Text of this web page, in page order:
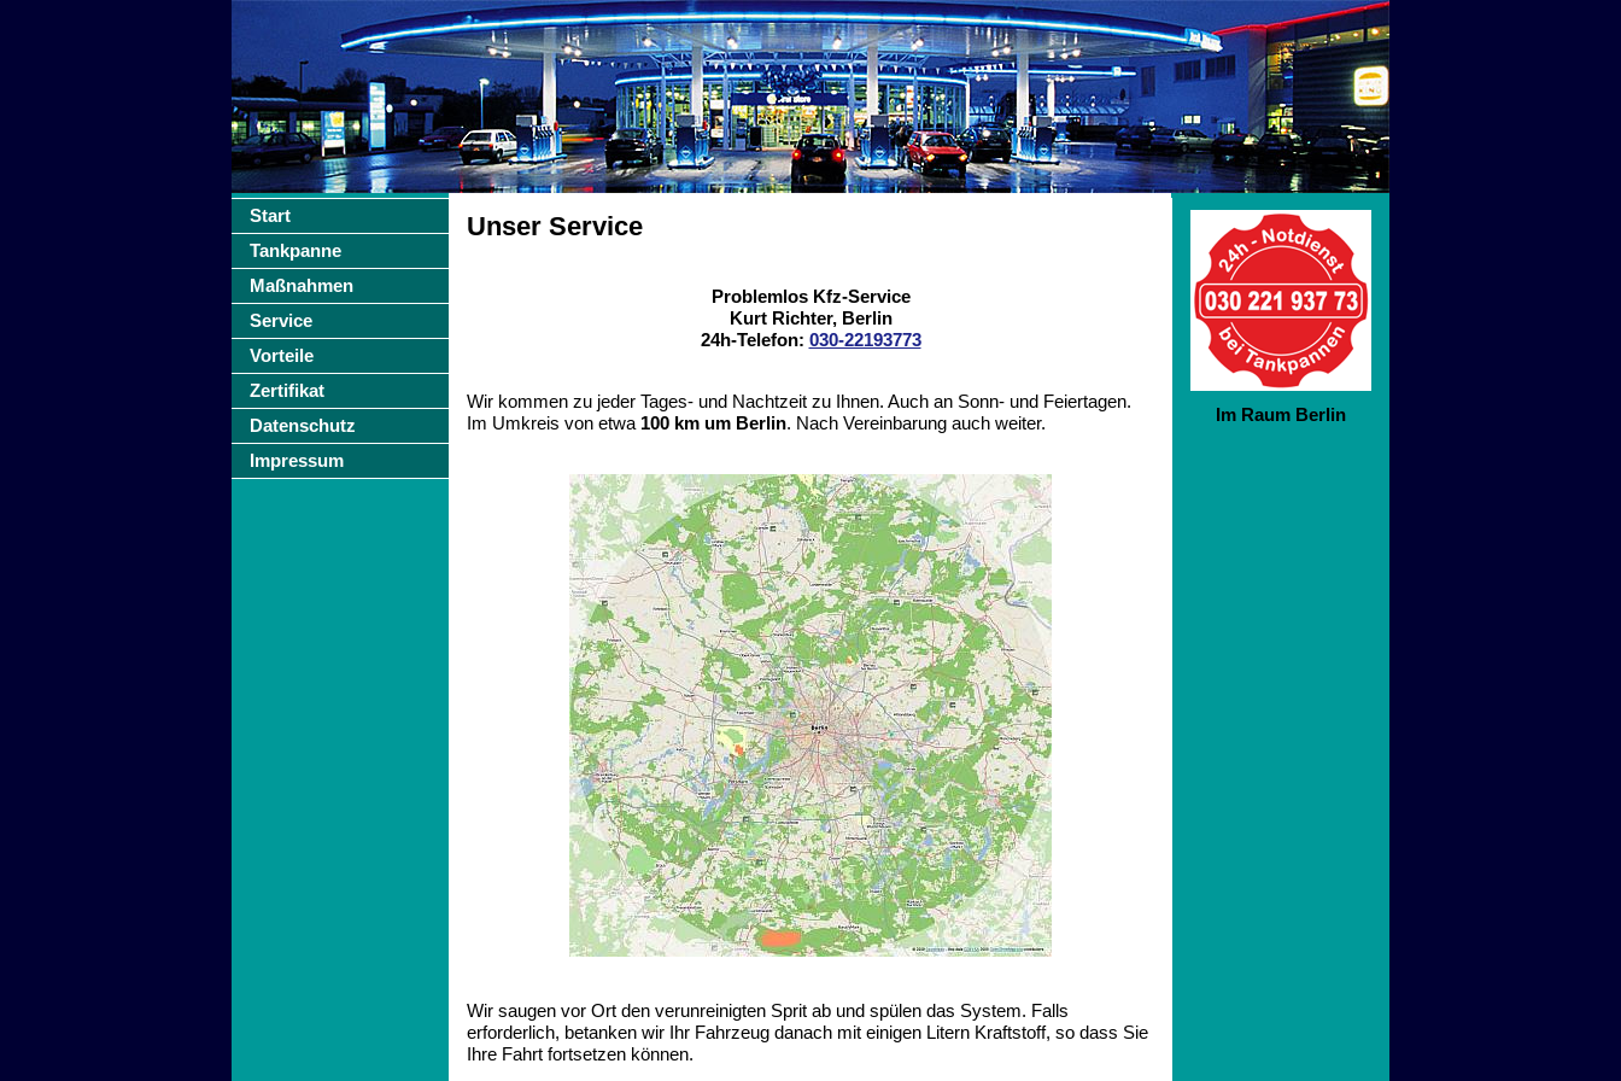
Start
Tankpanne
Maßnahmen
Service
Vorteile
Zertifikat
Datenschutz
Impressum
Unser Service
Problemlos Kfz-Service
Kurt Richter, Berlin
24h-Telefon: 030-22193773
Wir kommen zu jeder Tages- und Nachtzeit zu Ihnen. Auch an Sonn- und Feiertagen.
Im Umkreis von etwa 100 km um Berlin. Nach Vereinbarung auch weiter.
Wir saugen vor Ort den verunreinigten Sprit ab und spülen das System. Falls
erforderlich, betanken wir Ihr Fahrzeug danach mit einigen Litern Kraftstoff, so dass Sie
Ihre Fahrt fortsetzen können.
Im Raum Berlin